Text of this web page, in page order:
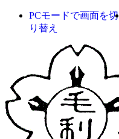
PCモードで画面を切
り替え